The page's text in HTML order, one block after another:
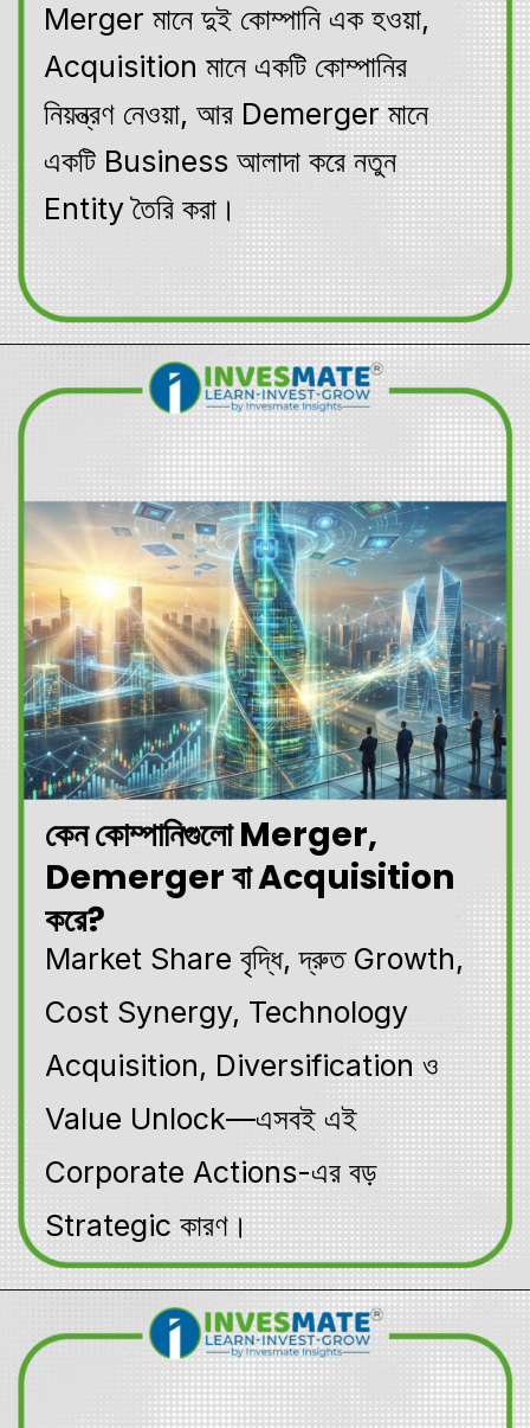
Merger মানে দুই কোম্পানি এক হওয়া,
Acquisition মানে একটি কোম্পানির
নিয়ন্ত্রণ নেওয়া, আর Demerger মানে
একটি Business আলাদা করে নতুন
Entity তৈরি করা।
কেন কোম্পানিগুলো Merger,
Demerger বা Acquisition
করে?
Market Share বৃদ্ধি, দ্রুত Growth,
Cost Synergy, Technology
Acquisition, Diversification ও
Value Unlock—এসবই এই
Corporate Actions-এর বড়
Strategic কারণ।